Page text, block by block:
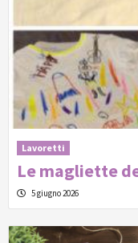
Lavoretti
Le magliette
5 giugno 2026